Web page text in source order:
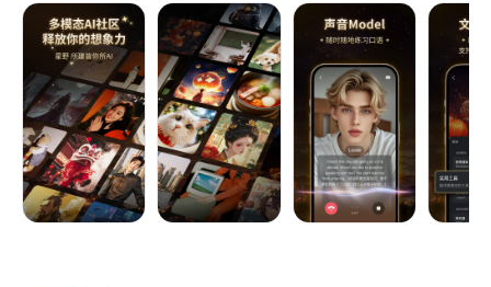
由度，可以成为你在平行世界的AI伙伴，是无所不知的
百事通，或是你故事中的虚拟角色。只要你有创意，
TA们就能由你创造，与你共同成长。
丰富选择：数百万款由用户创建的智能体，在首页推荐
中随机遇见，就像现实生活中遇到形形色色的人事物，
总有一款是你感兴趣的。